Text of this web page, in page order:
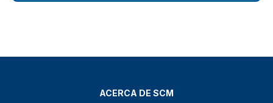
ACERCA DE SCM